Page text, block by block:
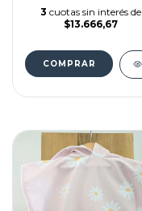
3 cuotas sin interés de
$13.666,67